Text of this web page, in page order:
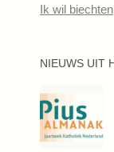
Ik wil biechten
NIEUWS UIT